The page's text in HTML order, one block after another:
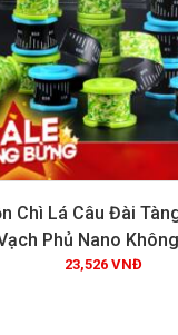
Xem chi tiết
Chì Lá Câu Đài
Phủ Nano
23,526VNĐ